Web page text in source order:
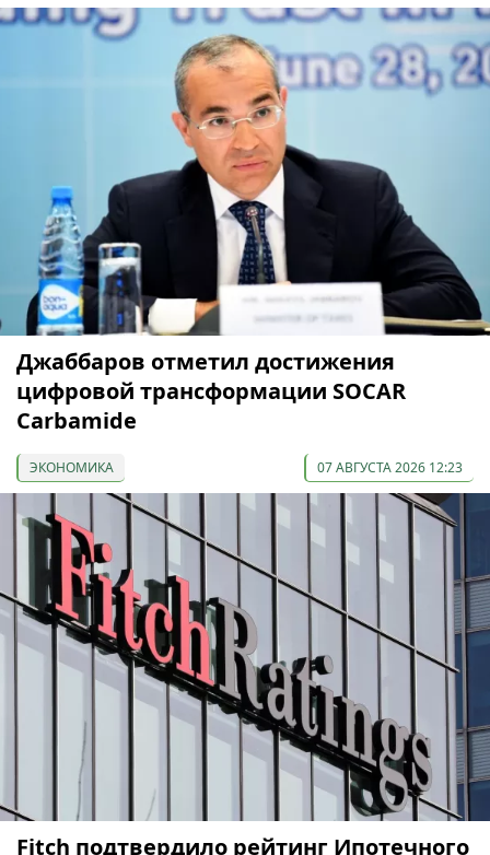
Джаббаров отметил достижения
цифровой трансформации SOCAR
Carbamide
ЭКОНОМИКА 07 АВГУСТА 2026 12:23
Fitch подтвердило рейтинг Ипотечного